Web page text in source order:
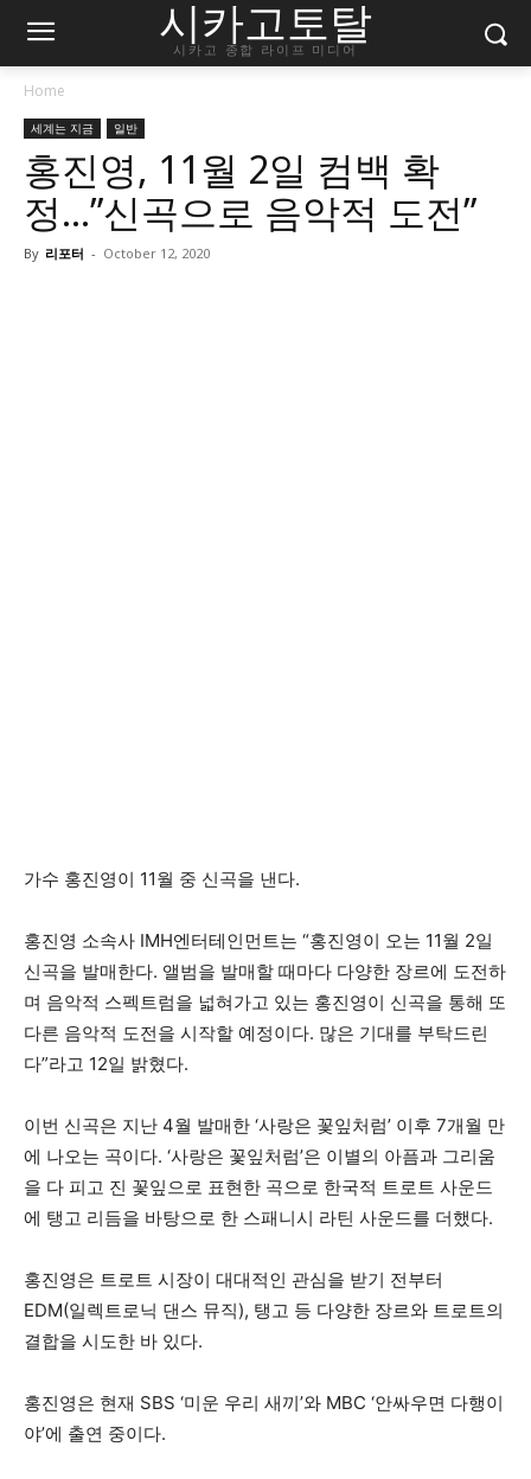
시카고토탈
시카고 종합 라이프 미디어
Home
세계는 지금 일반
홍진영, 11월 2일 컴백 확
정…”신곡으로 음악적 도전”
By 리포터 - October 12, 2020
가수 홍진영이 11월 중 신곡을 낸다.
홍진영 소속사 IMH엔터테인먼트는 “홍진영이 오는 11월 2일
신곡을 발매한다. 앨범을 발매할 때마다 다양한 장르에 도전하
며 음악적 스펙트럼을 넓혀가고 있는 홍진영이 신곡을 통해 또
다른 음악적 도전을 시작할 예정이다. 많은 기대를 부탁드린
다”라고 12일 밝혔다.
이번 신곡은 지난 4월 발매한 ‘사랑은 꽃잎처럼’ 이후 7개월 만
에 나오는 곡이다. ‘사랑은 꽃잎처럼’은 이별의 아픔과 그리움
을 다 피고 진 꽃잎으로 표현한 곡으로 한국적 트로트 사운드
에 탱고 리듬을 바탕으로 한 스패니시 라틴 사운드를 더했다.
홍진영은 트로트 시장이 대대적인 관심을 받기 전부터
EDM(일렉트로닉 댄스 뮤직), 탱고 등 다양한 장르와 트로트의
결합을 시도한 바 있다.
홍진영은 현재 SBS ‘미운 우리 새끼’와 MBC ‘안싸우면 다행이
야’에 출연 중이다.